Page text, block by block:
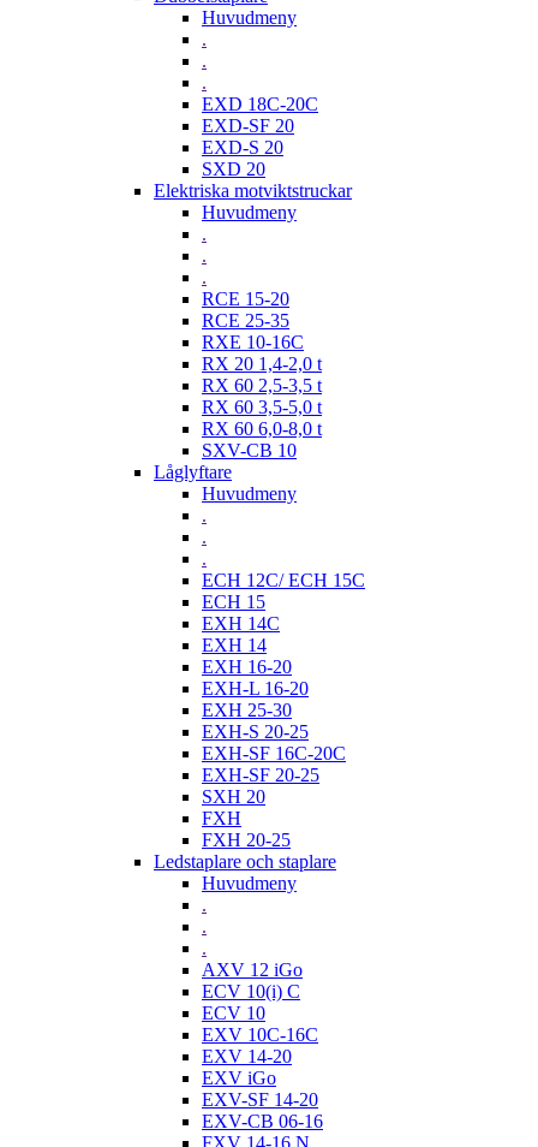
Huvudmeny
.
.
.
EXD 18C-20C
EXD-SF 20
EXD-S 20
SXD 20
Elektriska motviktstruckar
Huvudmeny
.
.
.
RCE 15-20
RCE 25-35
RXE 10-16C
RX 20 1,4-2,0 t
RX 60 2,5-3,5 t
RX 60 3,5-5,0 t
RX 60 6,0-8,0 t
SXV-CB 10
Låglyftare
Huvudmeny
.
.
.
ECH 12C/ ECH 15C
ECH 15
EXH 14C
EXH 14
EXH 16-20
EXH-L 16-20
EXH 25-30
EXH-S 20-25
EXH-SF 16C-20C
EXH-SF 20-25
SXH 20
FXH
FXH 20-25
Ledstaplare och staplare
Huvudmeny
.
.
.
AXV 12 iGo
ECV 10(i) C
ECV 10
EXV 10C-16C
EXV 14-20
EXV iGo
EXV-SF 14-20
EXV-CB 06-16
FXV 14-16 N